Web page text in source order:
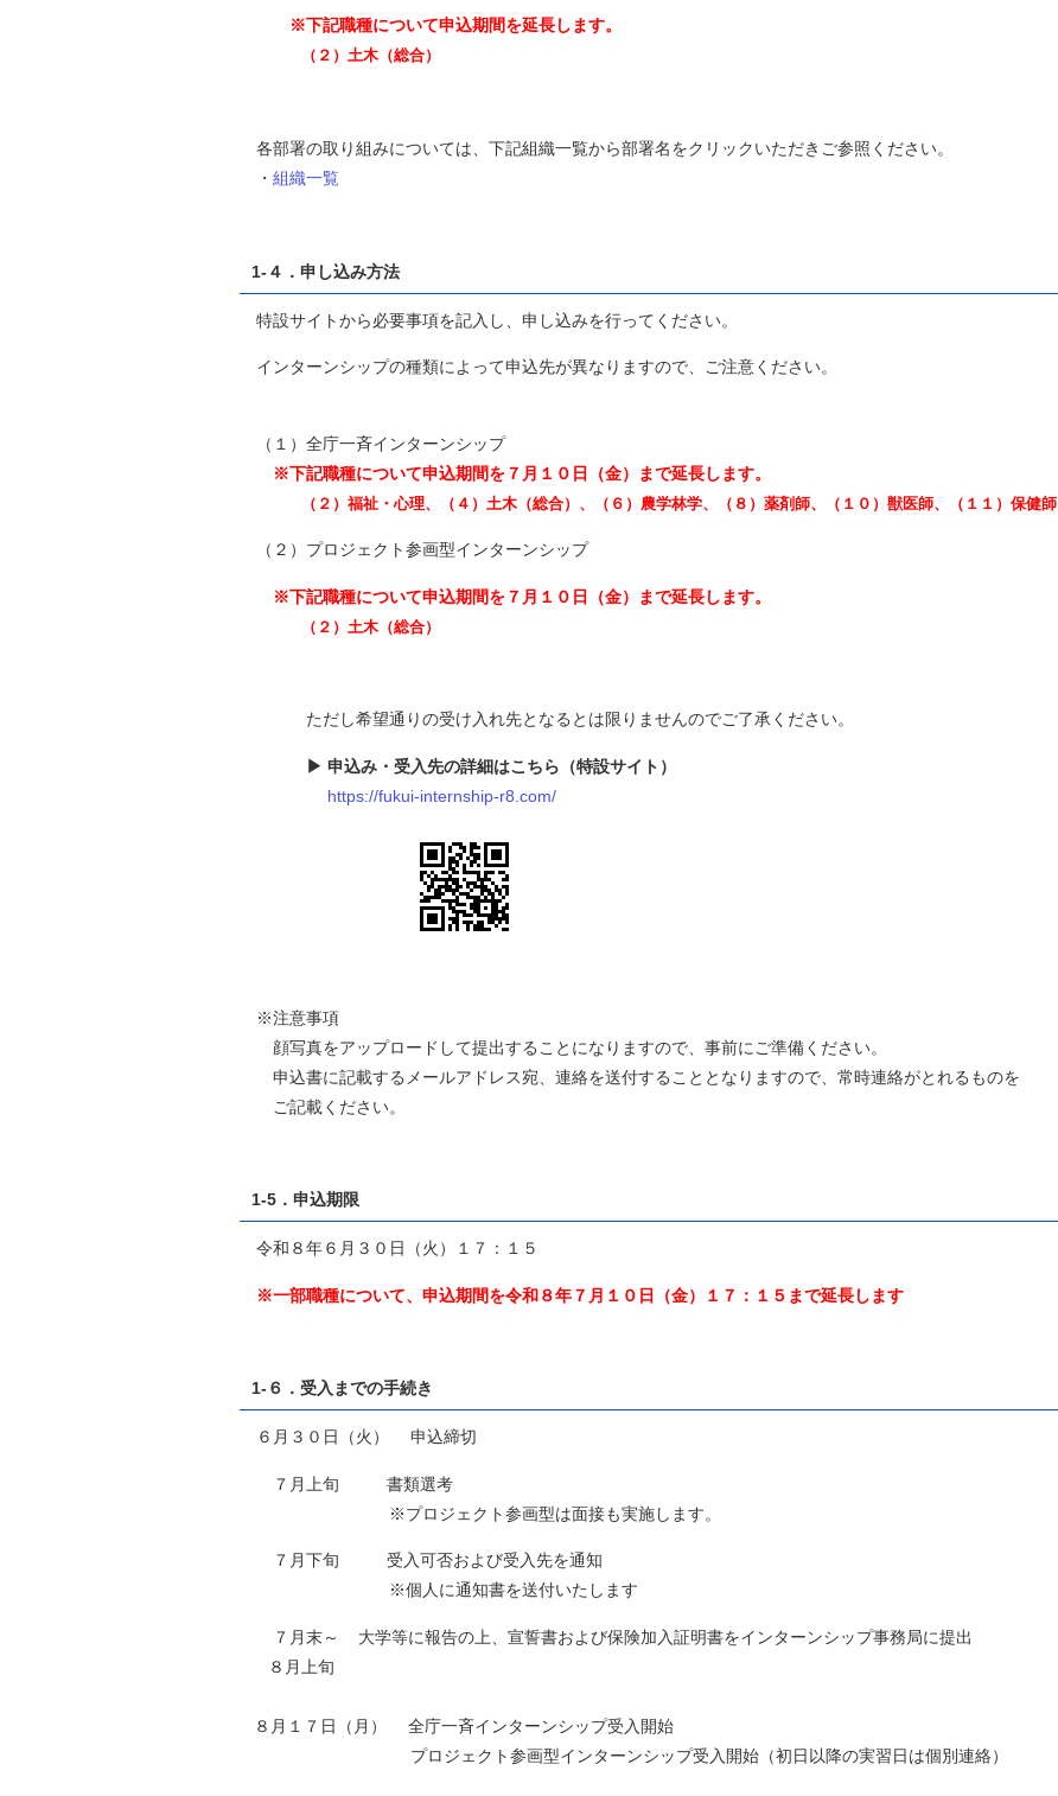
※下記職種について申込期間を延長します。
（２）土木（総合）
各部署の取り組みについては、下記組織一覧から部署名をクリックいただきご参照ください。
・ 組織一覧
1-４．申し込み方法
特設サイトから必要事項を記入し、申し込みを行ってください。
インターンシップの種類によって申込先が異なりますので、ご注意ください。
（１）全庁一斉インターンシップ
※下記職種について申込期間を７月１０日（金）
まで延長します。
（２）福祉・心理、（４）土木（総合）、（６）農学林学、（８）薬剤師、（１０）獣医師、（１１）保健師
（２）プロジェクト参画型インターンシップ
※下記職種について申込期間を７月１０日（金）まで延長します。
（２）土木（総合）
ただし希望通りの受け入れ先となるとは限りませんのでご了承ください。
▶ 申込み・受入先の詳細はこちら（特設サイト）
https://fukui-internship-r8.com/
※注意事項
顔写真をアップロードして提出することになりますので、事前にご準備ください。
申込書に記載するメールアドレス宛、連絡を送付することとなりますので、常時連絡がとれるものを
ご記載ください。
1-5．申込期限
令和８年６月３０日（火）１７：１５
※一部職種について、申込期間を令和８年７月１０日（金）１７：１５まで延長します
1-６．受入までの手続き
６月３０日（火） 申込締切
７月上旬 書類選考
※プロジェクト参画型は面接も実施します。
７月下旬 受入可否および受入先を通知
※個人に通知書を送付いたします
７月末～ 大学等に報告の上、宣誓書および保険加入証明書をインターンシップ事務局に提出
８月上旬
８月１７日（月） 全庁一斉インターンシップ受入開始
プロジェクト参画型インターンシップ受入開始（初日以降の実習日は個別連絡）